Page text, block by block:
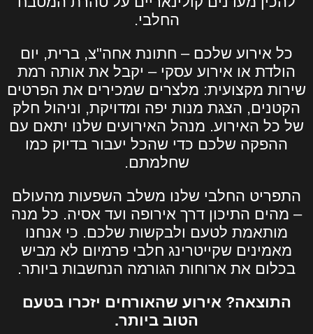
החלבי.
שחלמתם.
בכלום את ארוחות הגורמה הנחשבות ביותר.
הטוב ביותר.